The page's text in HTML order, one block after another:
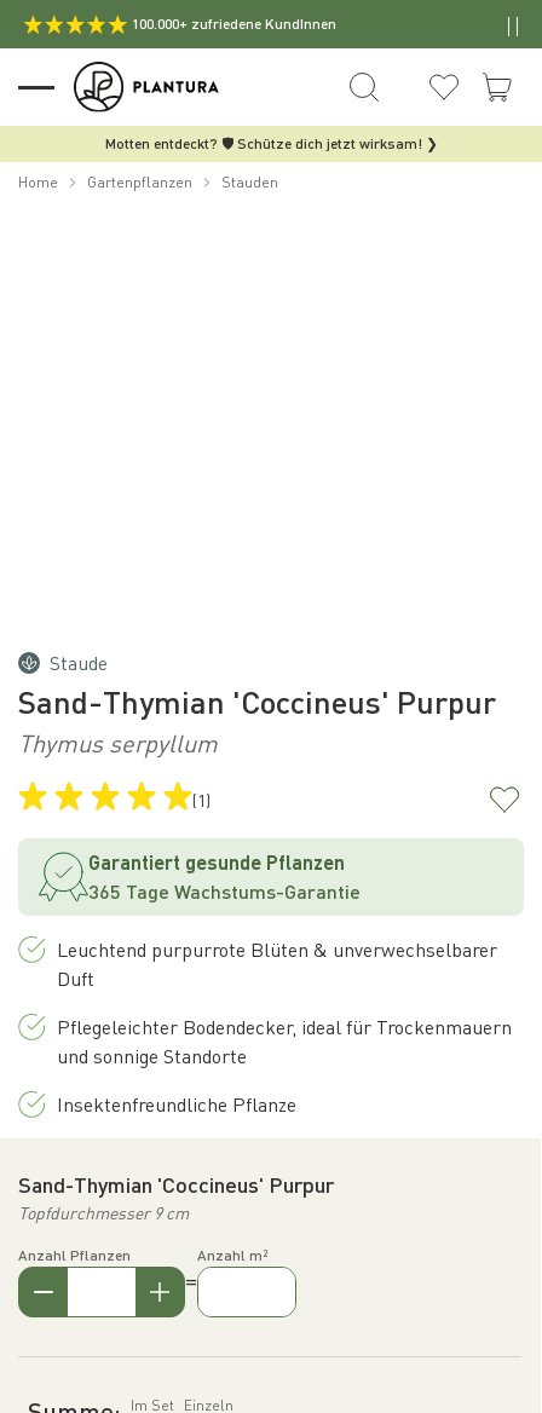
100.000+ zufriedene KundInnen
Motten entdeckt? 🛡️ Schütze dich jetzt wirksam! ❯
Home Gartenpflanzen Stauden
Staude
Sand-Thymian 'Coccineus' Purpur
Thymus serpyllum
(1)
Garantiert gesunde Pflanzen
365 Tage Wachstums-Garantie
Leuchtend purpurrote Blüten & unverwechselbarer
Duft
Pflegeleichter Bodendecker, ideal für Trockenmauern
und sonnige Standorte
Insektenfreundliche Pflanze
Sand-Thymian 'Coccineus' Purpur
Topfdurchmesser 9 cm
Anzahl Pflanzen
=
Anzahl m²
Im Set
Einzeln